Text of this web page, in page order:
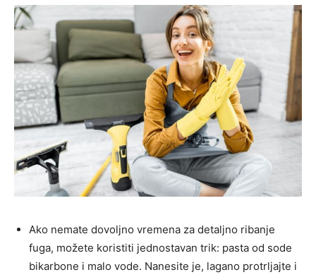
Ako nemate dovoljno vremena za detaljno ribanje
fuga, možete koristiti jednostavan trik: pasta od sode
bikarbone i malo vode. Nanesite je, lagano protrljajte i